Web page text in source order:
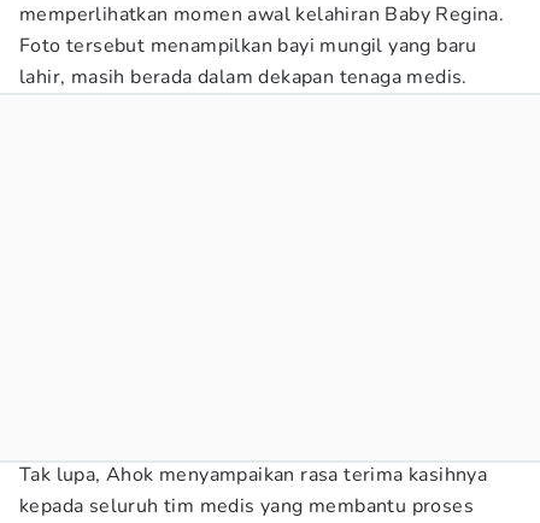
memperlihatkan momen awal kelahiran Baby Regina.
Foto tersebut menampilkan bayi mungil yang baru
lahir, masih berada dalam dekapan tenaga medis.
Tak lupa, Ahok menyampaikan rasa terima kasihnya
kepada seluruh tim medis yang membantu proses